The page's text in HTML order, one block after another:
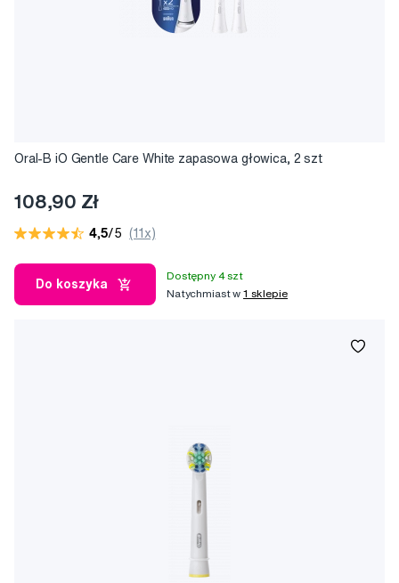
Oral-B iO Gentle Care White zapasowa głowica, 2 szt
108,90 Zł
4,5/5 (11x)
Do koszyka
Dostępny 4 szt
Natychmiast w1 sklepie